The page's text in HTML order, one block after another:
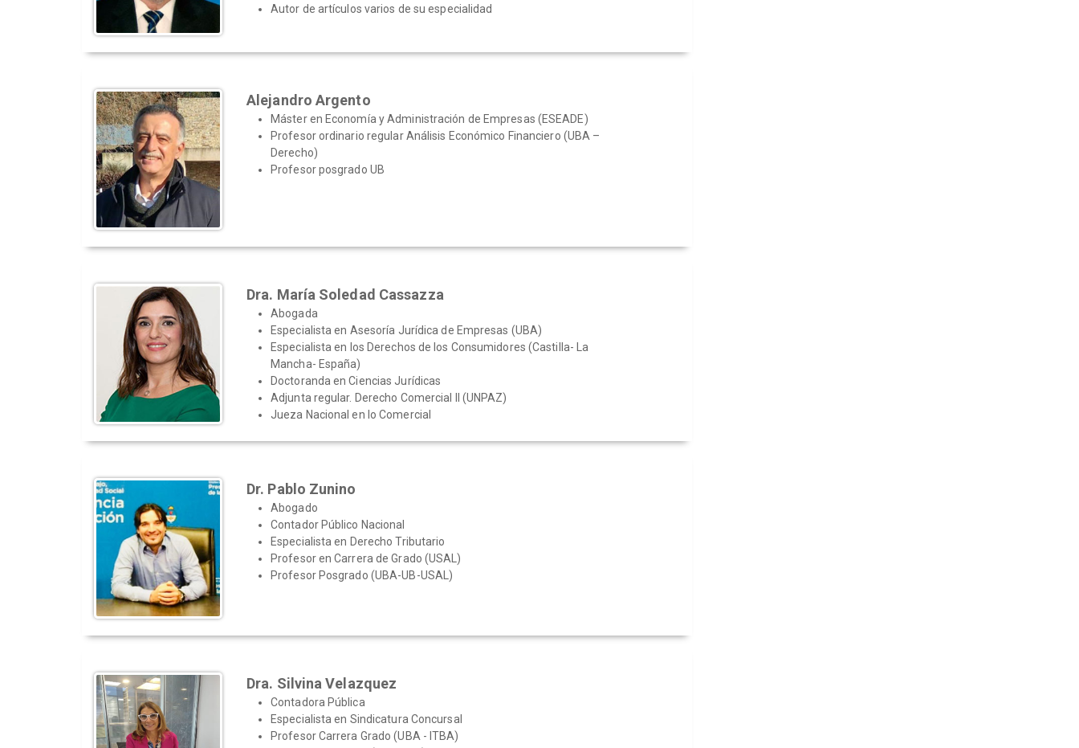
Autor de artículos varios de su especialidad
Alejandro Argento
Máster en Economía y Administración de Empresas (ESEADE)
Profesor ordinario regular Análisis Económico Financiero (UBA –
Derecho)
Profesor posgrado UB
Dra. María Soledad Cassazza
Abogada
Especialista en Asesoría Jurídica de Empresas (UBA)
Especialista en los Derechos de los Consumidores (Castilla- La
Mancha- España)
Doctoranda en Ciencias Jurídicas
Adjunta regular. Derecho Comercial II (UNPAZ)
Jueza Nacional en lo Comercial
Dr. Pablo Zunino
Abogado
Contador Público Nacional
Especialista en Derecho Tributario
Profesor en Carrera de Grado (USAL)
Profesor Posgrado (UBA-UB-USAL)
Dra. Silvina Velazquez
Contadora Pública
Especialista en Sindicatura Concursal
Profesor Carrera Grado (UBA - ITBA)